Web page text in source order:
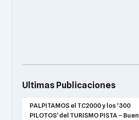
Ultimas Publicaciones
PALPITAMOS el TC2000 y los ‘300
PILOTOS’ del TURISMO PISTA – Buen